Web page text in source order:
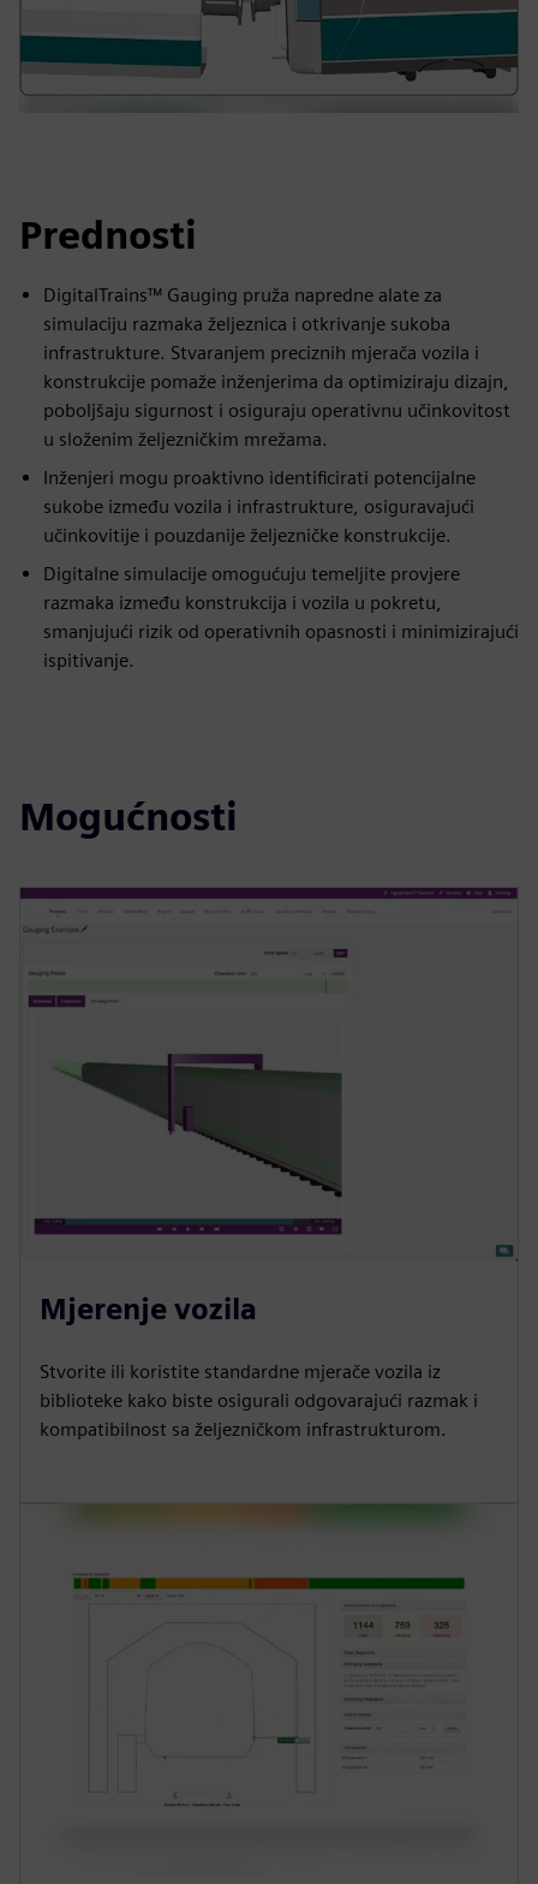
Prednosti
DigitalTrains™ Gauging pruža napredne alate za
simulaciju razmaka željeznica i otkrivanje sukoba
infrastrukture. Stvaranjem preciznih mjerača vozila i
konstrukcije pomaže inženjerima da optimiziraju dizajn,
poboljšaju sigurnost i osiguraju operativnu učinkovitost
u složenim željezničkim mrežama.
Inženjeri mogu proaktivno identificirati potencijalne
sukobe između vozila i infrastrukture, osiguravajući
učinkovitije i pouzdanije željezničke konstrukcije.
Digitalne simulacije omogućuju temeljite provjere
razmaka između konstrukcija i vozila u pokretu,
smanjujući rizik od operativnih opasnosti i minimizirajući
ispitivanje.
Mogućnosti
Mjerenje vozila
Stvorite ili koristite standardne mjerače vozila iz
biblioteke kako biste osigurali odgovarajući razmak i
kompatibilnost sa željezničkom infrastrukturom.